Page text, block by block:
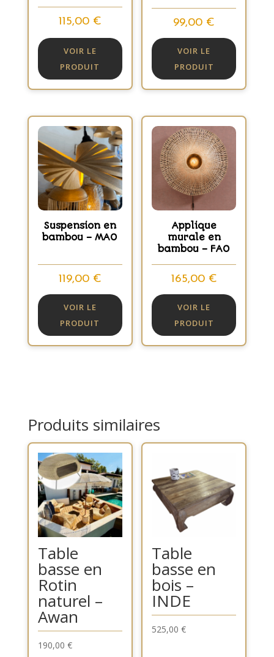
115,00 €
VOIR LE
PRODUIT
99,00 €
VOIR LE
PRODUIT
Suspension en
bambou – MAO
119,00 €
VOIR LE
PRODUIT
Applique
murale en
bambou – FAO
165,00 €
VOIR LE
PRODUIT
Produits similaires
Table
basse en
Rotin
naturel –
Awan
190,00 €
Table
basse en
bois –
INDE
525,00€